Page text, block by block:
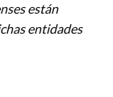
están
entidades